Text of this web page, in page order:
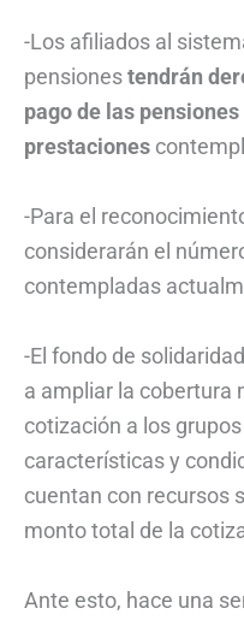
-Los afiliados al
pensionestendrán
pago de las
prestaciones
-Para el
considerarán el
contempladas
-El fondo de
a ampliar la cobertura
cotización a los
características y
cuentan con recursos
monto total de la
Ante esto, hace una